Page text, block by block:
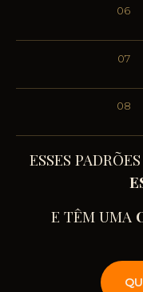
06
07
08
ESSES
E TÊM UMA